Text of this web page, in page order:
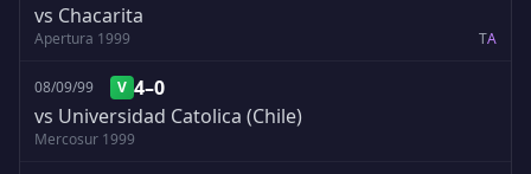
vs Chacarita
Apertura 1999 TA
08/09/99 V 4–0
vs Universidad Catolica (Chile)
Mercosur 1999